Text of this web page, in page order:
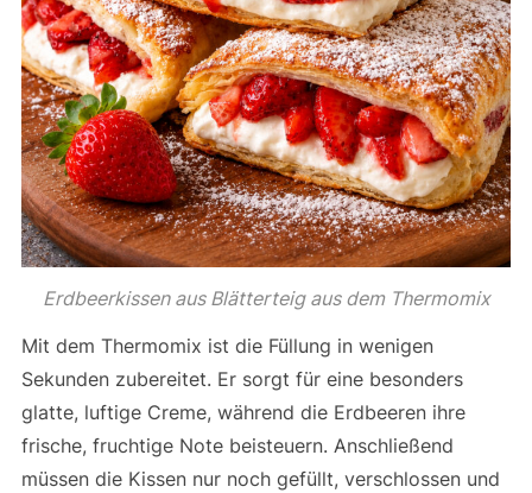
Erdbeerkissen aus Blätterteig aus dem Thermomix
Mit dem Thermomix ist die Füllung in wenigen
Sekunden zubereitet. Er sorgt für eine besonders
glatte, luftige Creme, während die Erdbeeren ihre
frische, fruchtige Note beisteuern. Anschließend
müssen die Kissen nur noch gefüllt, verschlossen und